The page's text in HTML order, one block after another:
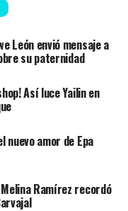
muchas
Calderón contara,
en sus
años, ha
más
y, a
y altos,
León envió mensaje a
su paternidad
Así luce Yailin en
nuevo amor de Epa
Ramírez recordó